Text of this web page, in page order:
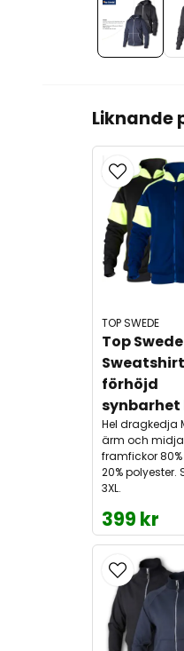
Liknande
TOP SWEDE
Top
Sweatshirt
förhöjd
synbarhet
Hel dragkedja
ärm och
framfickor
20% polyester.
3XL.
399 kr